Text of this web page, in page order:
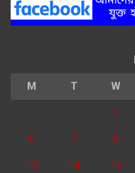
M T W
1
6 7 8
13 14 15